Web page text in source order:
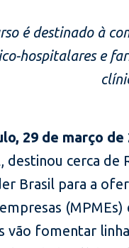
é destinado à
hospitalares e
29 de março de
destinou cerca de
Brasil para a
vão fomentar